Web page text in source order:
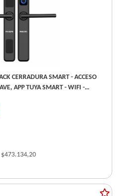
CERRADURA SMART - ACCESO
APP TUYA SMART - WIFI -
$473.134,20